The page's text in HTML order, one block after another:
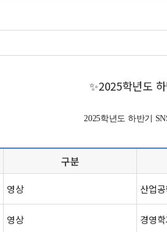
✨2025학년도
2025학년도 하반기
구분
영상 산업
영상 경영